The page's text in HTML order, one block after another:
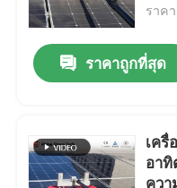
ผลิตภัณฑ์
ราค
ราคาถูกที่สุด
เครื่
อาทิ
ควา